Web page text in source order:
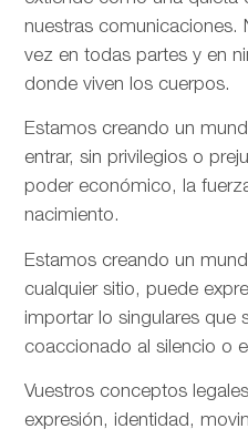
nuestras comunicaciones.
vez en todas partes y en
donde viven los cuerpos.
Estamos creando un
entrar, sin privilegios o
poder económico, la
nacimiento.
Estamos creando un
cualquier sitio, puede
importar lo singulares que
coaccionado al silencio o
Vuestros conceptos
expresión, identidad,